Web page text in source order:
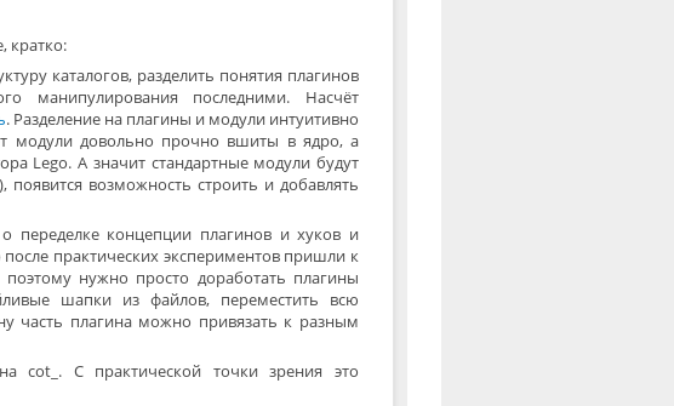
кратко:
каталогов, разделить понятия плагинов
манипулирования последними. Насчёт
. Разделение на плагины и модули интуитивно
модули довольно прочно вшиты в ядро, а
Lego. А значит стандартные модули будут
возможность строить и добавлять
переделке концепции плагинов и хуков и
практических экспериментов пришли к
нужно просто доработать плагины
шапки из файлов, переместить всю
часть плагина можно привязать к разным
cot_. С практической точки зрения это